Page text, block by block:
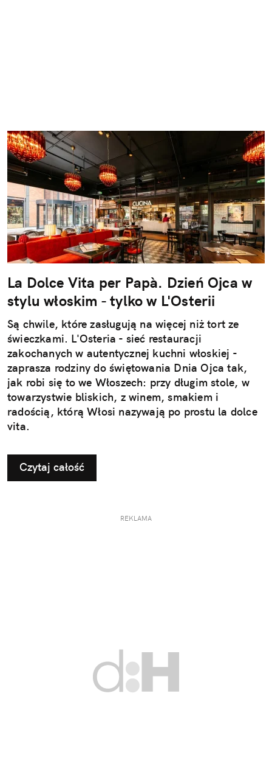
La Dolce Vita per Papà. Dzień Ojca w
stylu włoskim - tylko w L'Osterii
Są chwile, które zasługują na więcej niż tort ze
świeczkami. L'Osteria - sieć restauracji
zakochanych w autentycznej kuchni włoskiej -
zaprasza rodziny do świętowania Dnia Ojca tak,
jak robi się to we Włoszech: przy długim stole, w
towarzystwie bliskich, z winem, smakiem i
radością, którą Włosi nazywają po prostu la dolce
vita.
Czytaj całość
REKLAMA